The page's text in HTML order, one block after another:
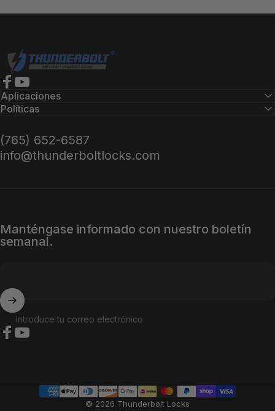
Cerraduras Thunderbolt
Facebook
YouTube
Aplicaciones
Políticas
(765) 652-6587
info@thunderboltlocks.com
Manténgase informado con nuestro boletín
semanal.
Introduce tu correo electrónico
© 2026 Thunderbolt Locks
País/región